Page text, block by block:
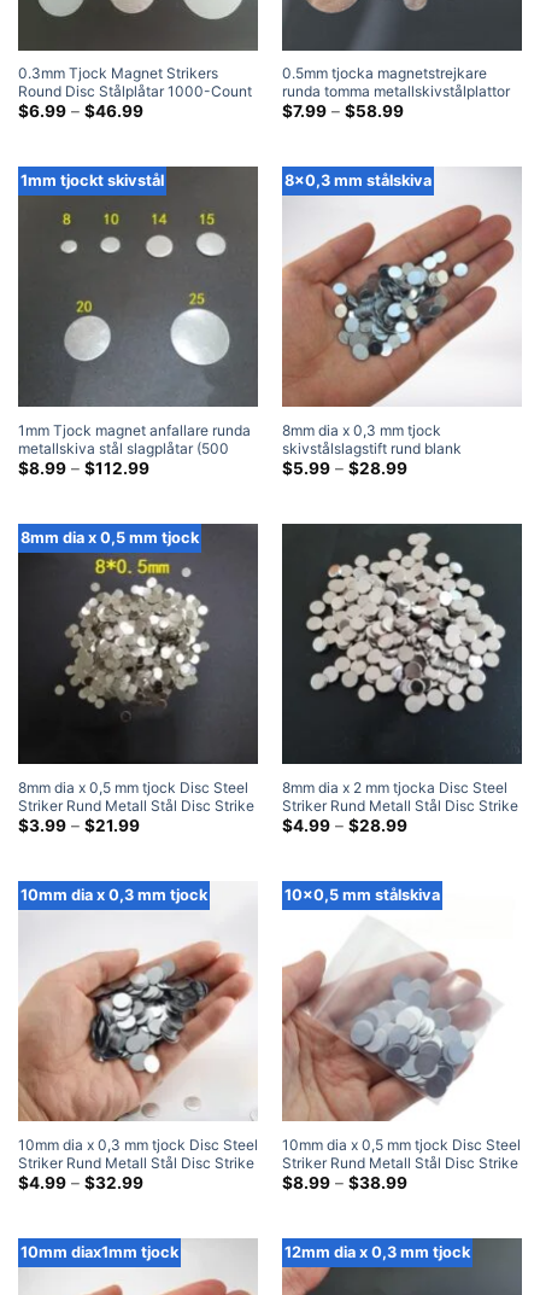
0.3mm Tjock Magnet Strikers
Round Disc Stålplåtar 1000-Count
$6.99 – $46.99Prisklass:
0.5mm tjocka magnetstrejkare
runda tomma metallskivstålplattor
(500 Packa)
$7.99 – $58.99Prisklass:
1mm tjockt skivstål
1mm Tjock magnet anfallare runda
metallskiva stål slagplåtar (500
Packa)
$8.99 – $112.99Prisklass:
8x0,3 mm stålskiva
8mm dia x 0,3 mm tjock
skivstålslagstift rund blank
metallstålskivslagskiva
$5.99 – $28.99Prisklass:
8mm dia x 0,5 mm tjock
8mm dia x 0,5 mm tjock Disc Steel
Striker Rund Metall Stål Disc Strike
Plates
$3.99 – $21.99Prisklass:
8mm dia x 2 mm tjocka Disc Steel
Striker Rund Metall Stål Disc Strike
Plates
$4.99 – $28.99Prisklass:
10mm dia x 0,3 mm tjock
10mm dia x 0,3 mm tjock Disc Steel
Striker Rund Metall Stål Disc Strike
Plates
$4.99 – $32.99Prisklass:
10x0,5 mm stålskiva
10mm dia x 0,5 mm tjock Disc Steel
Striker Rund Metall Stål Disc Strike
Plates
$8.99 – $38.99Prisklass:
10mm diax1mm tjock 12mm dia x 0,3 mm tjock